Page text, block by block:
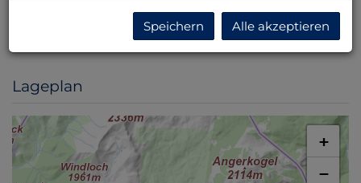
Der Vermittler ist als Doppelmakler tätig.
Lageplan
+
−
Speichern Alle akzeptieren